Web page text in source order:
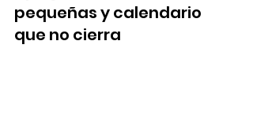
pequeñas y calendario
que no cierra